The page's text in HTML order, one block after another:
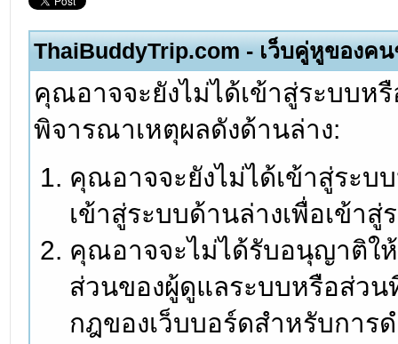
ThaiBuddyTrip.com - เว็บคู่หูของค
คุณอาจจะยังไม่ได้เข้าสู่ระบบ
พิจารณาเหตุผลดังด้านล่าง:
คุณอาจจะยังไม่ได้เข้าสู่ระบ
เข้าสู่ระบบด้านล่างเพื่อเข้า
คุณอาจจะไม่ได้รับอนุญาติใ
ส่วนของผู้ดูแลระบบหรือส่ว
กฎของเว็บบอร์ดสำหรับการ